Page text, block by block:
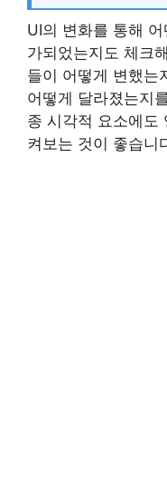
UI의 변화를 통해
가되었는지도 체크
들이 어떻게 변했는
어떻게 달라졌는지
종 시각적 요소에도
켜보는 것이 좋습니